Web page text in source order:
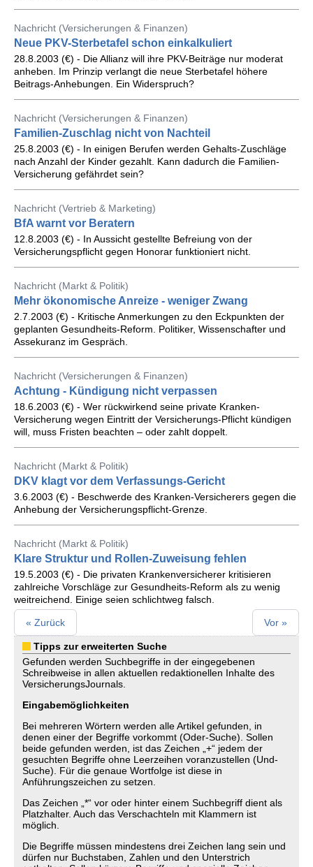
Nachricht (Versicherungen & Finanzen)
Neue PKV-Sterbetafel schon einkalkuliert
28.8.2003 (€) - Die Allianz will ihre PKV-Beiträge nur moderat
anheben. Im Prinzip verlangt die neue Sterbetafel höhere
Beitrags-Anhebungen. Ein Widerspruch?
Nachricht (Versicherungen & Finanzen)
Familien-Zuschlag nicht von Nachteil
25.8.2003 (€) - In einigen Berufen werden Gehalts-Zuschläge
nach Anzahl der Kinder gezahlt. Kann dadurch die Familien-
Versicherung gefährdet sein?
Nachricht (Vertrieb & Marketing)
BfA warnt vor Beratern
12.8.2003 (€) - In Aussicht gestellte Befreiung von der
Versicherungspflicht gegen Honorar funktioniert nicht.
Nachricht (Markt & Politik)
Mehr ökonomische Anreize - weniger Zwang
2.7.2003 (€) - Kritische Anmerkungen zu den Eckpunkten der
geplanten Gesundheits-Reform. Politiker, Wissenschafter und
Assekuranz im Gespräch.
Nachricht (Versicherungen & Finanzen)
Achtung - Kündigung nicht verpassen
18.6.2003 (€) - Wer rückwirkend seine private Kranken-
Versicherung wegen Eintritt der Versicherungs-Pflicht kündigen
will, muss Fristen beachten – oder zahlt doppelt.
Nachricht (Markt & Politik)
DKV klagt vor dem Verfassungs-Gericht
3.6.2003 (€) - Beschwerde des Kranken-Versicherers gegen die
Anhebung der Versicherungspflicht-Grenze.
Nachricht (Markt & Politik)
Klare Struktur und Rollen-Zuweisung fehlen
19.5.2003 (€) - Die privaten Krankenversicherer kritisieren
zahlreiche Vorschläge zur Gesundheits-Reform als zu wenig
weitreichend. Einige seien schlichtweg falsch.
« Zurück Vor »
Tipps zur erweiterten Suche
Gefunden werden Suchbegriffe in der eingegebenen
Schreibweise in allen aktuellen redaktionellen Inhalte des
VersicherungsJournals.
Eingabemöglichkeiten
Bei mehreren Wörtern werden alle Artikel gefunden, in
denen einer der Begriffe vorkommt (Oder-Suche). Sollen
beide gefunden werden, ist das Zeichen „+“ jedem der
gesuchten Begriffe ohne Leerzeihen voranzustellen (Und-
Suche). Für die genaue Wortfolge ist diese in
Anführungszeichen zu setzen.
Das Zeichen „*“ vor oder hinter einem Suchbegriff dient als
Platzhalter. Auch das Verschachteln mit Klammern ist
möglich.
Die Begriffe müssen mindestens drei Zeichen lang sein und
dürfen nur Buchstaben, Zahlen und den Unterstrich